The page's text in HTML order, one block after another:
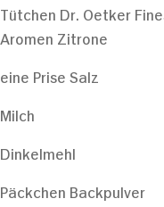
Tütchen Dr. Oetker
Aromen Zitrone
eine Prise Salz
Milch
Dinkelmehl
Päckchen Backpulver